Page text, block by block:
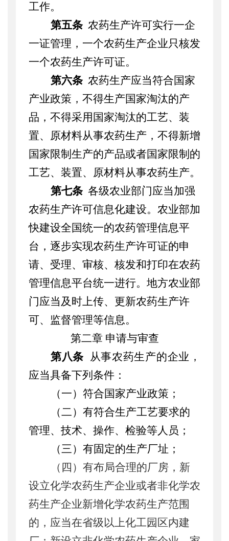
工作。
第五条 农药生产许可实行一企
一证管理，一个农药生产企业只核发
一个农药生产许可证。
第六条 农药生产应当符合国家
产业政策， 不得生产国家淘汰的产
品 ，不得采用国家淘汰的工艺、装
置、原材料从事农药生产，不得新增
国家限制生产的产品或者国家限制的
工艺、装置、原材料从事农药生产。
第七条 各级农业部门应当加强
农药生产许可信息化建设。农业部加
快建设全国统一的农药管理信息平
台，逐步实现农药生产许可证的申
请、受理、审核、核发和打印在农药
管理信息平台统一进行。地方农业部
门应当及时上传、更新农药生产许
可、监督管理等信息。
第二章 申请与审查
第八条
从事农药生产的企业，
应当具备下列条件：
（一）符合国家产业政策；
（二）有符合生产工艺要求的
管理、技术、操作、检验等人员；
（三）有固定的生产厂址；
（四）有布局合理的厂房，新
设立化学农药生产企业或者非化学农
药生产企业新增化学农药生产范围
的，应当在省级以上化工园区内建